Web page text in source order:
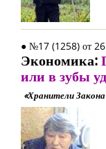
● №17 (1258) от
Экономика:
или в зубы
«Хранители